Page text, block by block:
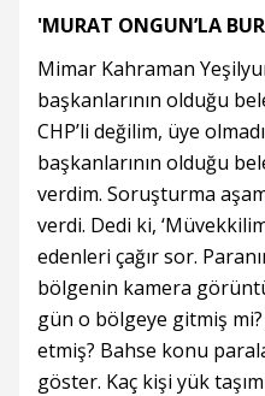
'MURAT ONGUN’LA
Mimar Kahraman
başkanlarının olduğu
CHP’li değilim, üye
başkanlarının olduğu
verdim. Soruşturma
verdi. Dedi ki,
edenleri çağır sor.
bölgenin kamera
gün o bölgeye gitmiş mi?
etmiş? Bahse konu
göster. Kaç kişi yük